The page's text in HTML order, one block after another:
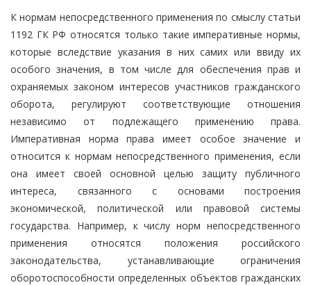
К нормам непосредственного применения по смыслу статьи
1192 ГК РФ относятся только такие императивные нормы,
которые вследствие указания в них самих или ввиду их
особого значения, в том числе для обеспечения прав и
охраняемых законом интересов участников гражданского
оборота, регулируют соответствующие отношения
независимо от подлежащего применению права.
Императивная норма права имеет особое значение и
относится к нормам непосредственного применения, если
она имеет своей основной целью защиту публичного
интереса, связанного с основами построения
экономической, политической или правовой системы
государства. Например, к числу норм непосредственного
применения относятся положения российского
законодательства, устанавливающие ограничения
оборотоспособности определенных объектов гражданских